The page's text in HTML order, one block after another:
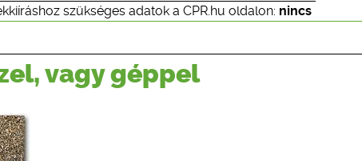
szükséges adatok a CPR.hu oldalon: nincs
vagy géppel